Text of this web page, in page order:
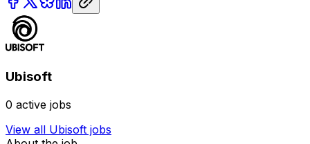
Ubisoft
0 active jobs
View all Ubisoft jobs